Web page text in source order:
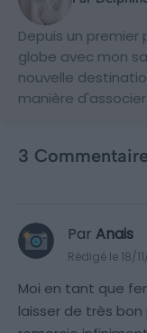
Depuis un premier
globe avec mon
nouvelle
manière
3
Par Anais
Rédigé le 18/
Moi en tant que
laisser de très bon